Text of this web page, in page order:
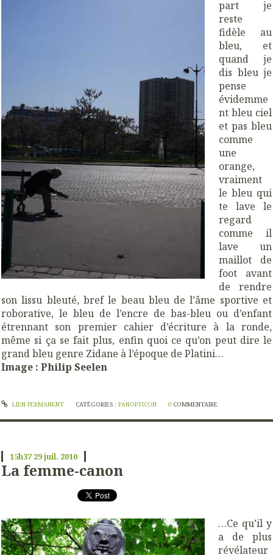
part je
reste
fidèle au
bleu, et
quand je
dis bleu je
pense
évidemme
nt bleu ciel
et pas bleu
comme
une
orange,
vraiment
le bleu qui
te lave le
regard
comme il
lave un
maillot de
foot avant
de rendre
son lissu bleuté, bref le beau bleu de l’âme sportive et
roborative, le bleu de l’encre de bas-bleu ou d’enfant
étrennant son premier cahier d’écriture à la ronde,
même si ça se fait plus, enfin quoi ce qu’on peut dire le
grand bleu genre Zidane à l’époque de Platini…
Image : Philip Seelen
LIEN PERMANENT CATÉGORIES : PANOPTICON 0 COMMENTAIRE
15h37 29juil. 2010
La femme-canon
…Ce qu’il y
a de plus
révélateur